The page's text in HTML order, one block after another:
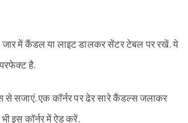
में कैंडल या लाइट डालकर सेंटर टेबल पर रखें. ये
है.
सजाएं. एक कॉर्नर पर ढेर सारे कैंडल्स जलाकर
इस कॉर्नर में ऐड करें.